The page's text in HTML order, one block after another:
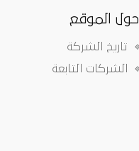
حول الموقع
تاريخ الشركة
الشركات التابعة